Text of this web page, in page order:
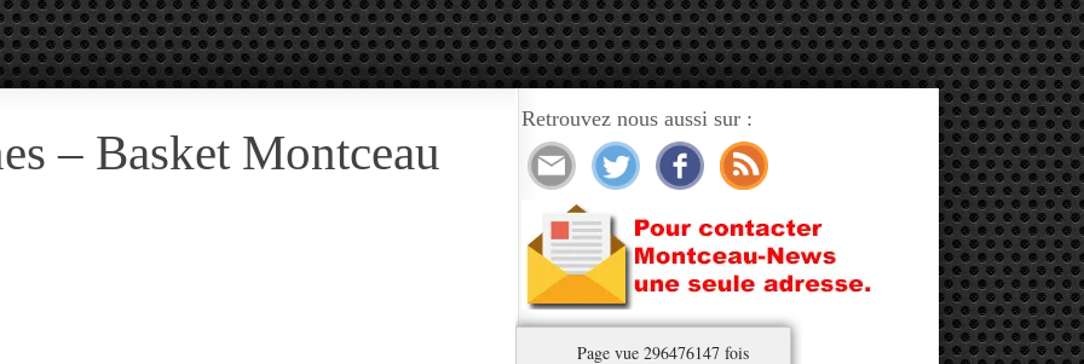
– Basket Montceau
Retrouvez nous aussi sur :
Page vue 296476147 fois